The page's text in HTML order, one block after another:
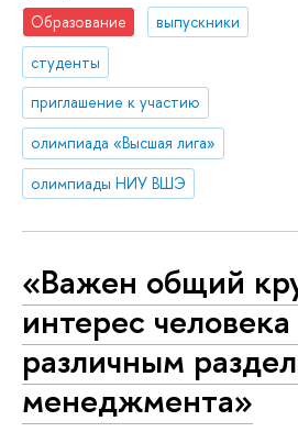
Образование
выпускники
студенты
приглашение к участию
олимпиада «Высшая лига»
олимпиады НИУ ВШЭ
«Важен общий
интерес
различным
менеджмента»